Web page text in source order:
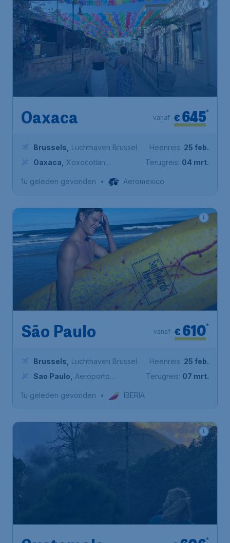
Oaxaca € 645*
vanaf
Brussels
Luchthaven Brussel
Oaxaca
Xoxocotlan
Heenreis: 25 feb.
Terugreis: 04 mrt.
1u geleden gevonden • Aeromexico
São Paulo € 610*
vanaf
Brussels
Luchthaven Brussel
Sao Paulo
Aeroporto
Guarulhos
Heenreis: 25 feb.
Terugreis: 07 mrt.
1u geleden gevonden • IBERIA
*